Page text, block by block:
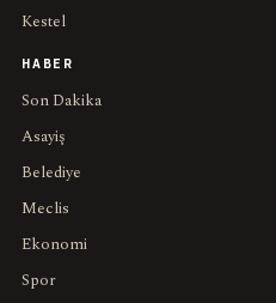
Kestel
HABER
Son Dakika
Asayiş
Belediye
Meclis
Ekonomi
Spor